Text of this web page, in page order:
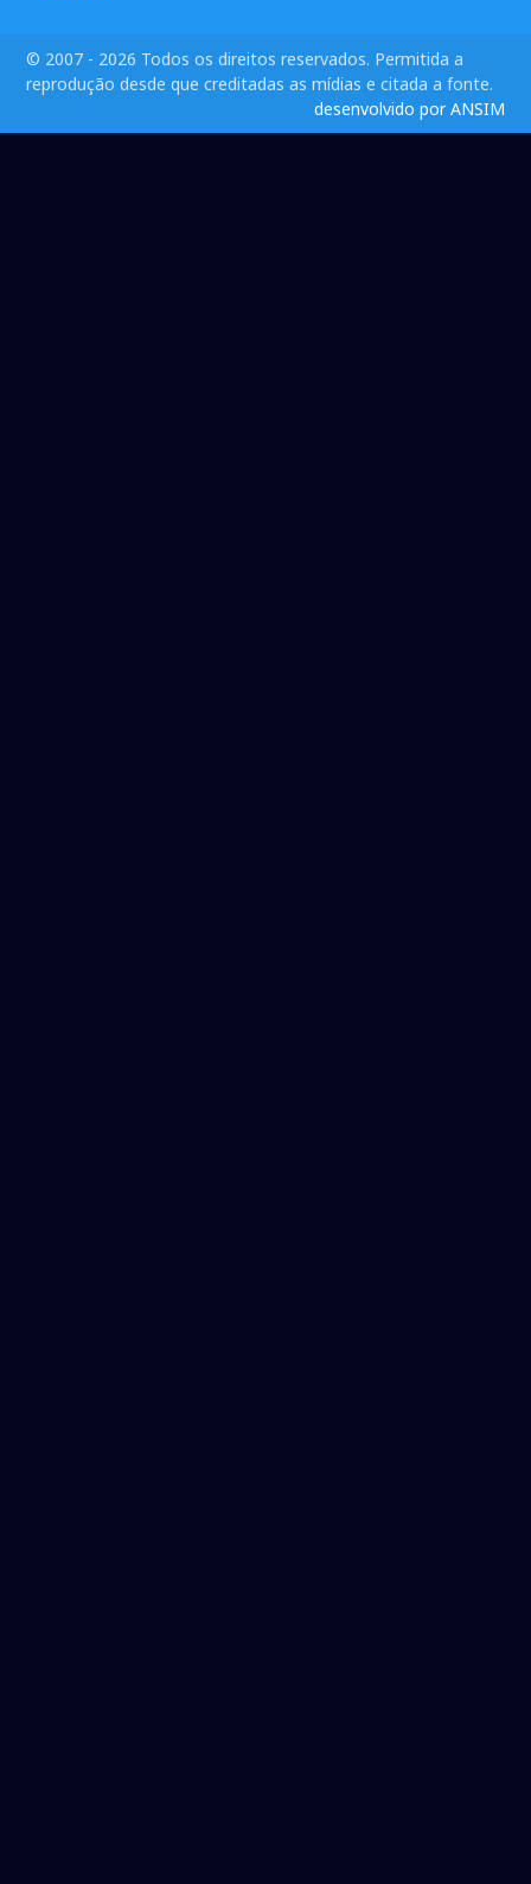
© 2007 - 2026 Todos os direitos reservados. Permitida a
reprodução desde que creditadas as mídias e citada a fonte.
desenvolvido por ANSIM